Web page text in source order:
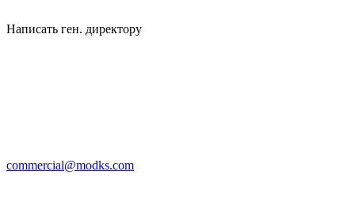
Написать ген. директору
commercial@modks.com